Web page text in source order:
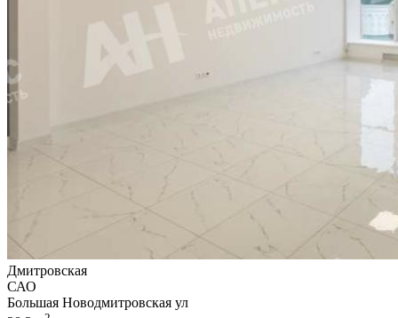
Дмитровская
САО
Большая Новодмитровская ул